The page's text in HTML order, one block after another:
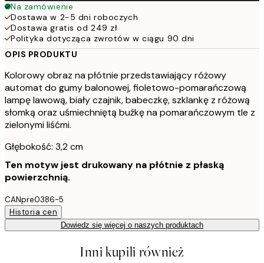
Na zamówienie
Dostawa w 2-5 dni roboczych
Dostawa gratis od 249 zł
Polityka dotycząca zwrotów w ciągu 90 dni
OPIS PRODUKTU
Kolorowy obraz na płótnie przedstawiający różowy
automat do gumy balonowej, fioletowo-pomarańczową
lampę lawową, biały czajnik, babeczkę, szklankę z różową
słomką oraz uśmiechniętą buźkę na pomarańczowym tle z
zielonymi liśćmi.
Głębokość: 3,2 cm
Ten motyw jest drukowany na płótnie z płaską
powierzchnią.
CANpre0386-5
Historia cen
Dowiedz się więcej o naszych produktach
Inni kupili również